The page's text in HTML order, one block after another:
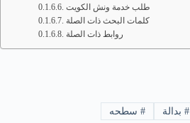
طلب خدمة ونش الكويت
كلمات البحث ذات الصلة
روابط ذات الصلة
# بدالة # سطحه